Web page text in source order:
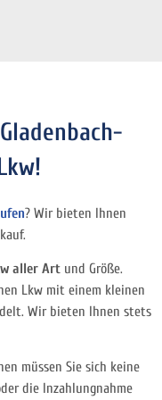
? Wir bieten Ihnen
aller Art und Größe.
Lkw mit einem kleinen
Wir bieten Ihnen stets
müssen Sie sich keine
die Inzahlungnahme